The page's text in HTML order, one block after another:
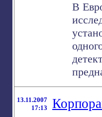
В
13.11.2007
17:13